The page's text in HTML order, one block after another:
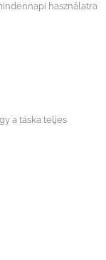
használatra
a táska teljes